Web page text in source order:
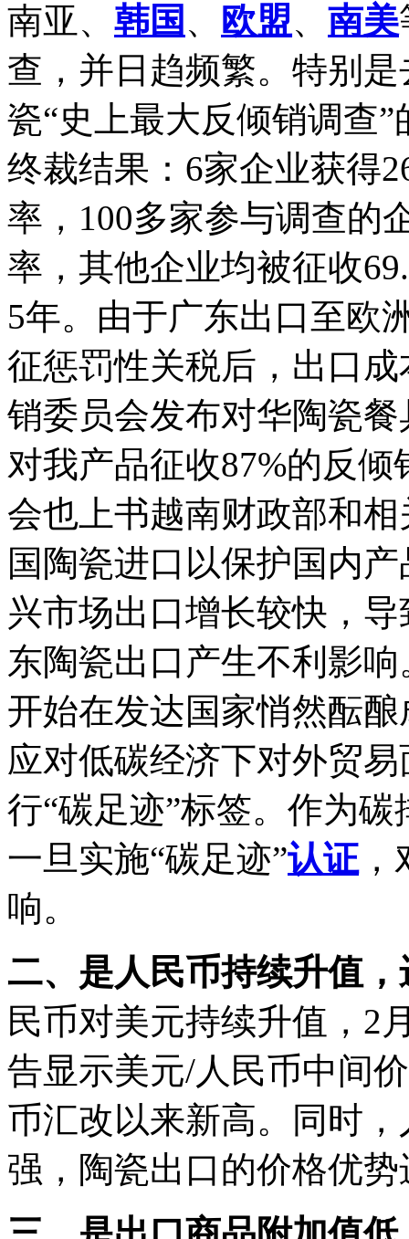
南亚、 韩国 、 欧盟、 南美
查，并日趋频繁。特别
瓷“史上最大反倾销调查
终裁结果：6家企业获得
率，100多家参与调查的
率，其他企业均被征收
5年。由于广东出口至欧
征惩罚性关税后，出口
销委员会发布对华陶瓷
对我产品征收87%的反倾
会也上书越南财政部和
国陶瓷进口以保护国内
兴市场出口增长较快，
东陶瓷出口产生不利影
开始在发达国家悄然酝
应对低碳经济下对外贸
行“碳足迹”标签。作为
一旦实施“碳足迹”认证，
响。
二、是人民币持续升值
民币对美元持续升值，2
告显示美元/人民币中间
币汇改以来新高。同时
强，陶瓷出口的价格优